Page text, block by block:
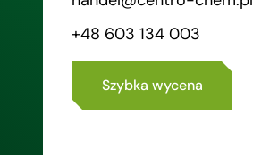
+48 603 134 003
Szybka wycena